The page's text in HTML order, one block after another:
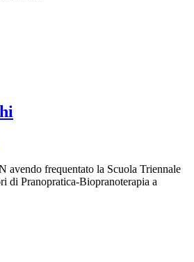
avendo frequentato la Scuola Triennale
di Pranopratica-Biopranoterapia a